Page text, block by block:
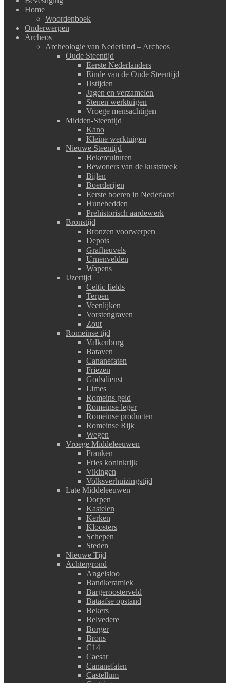
Home
Woordenboek
Onderwerpen
Archeos
Archeologie van Nederland – Archeos
Oude Steentijd
Eerste Nederlanders
Einde van de Oude Steentijd
IJstijden
Jagen en verzamelen
Stenen werktuigen
Vroege mensachtigen
Midden-Steentijd
Kano
Kleine werktuigen
Nieuwe Steentijd
Bekerculturen
Bewoners van de kuststreek
Bijlen
Boerderijen
Eerste boeren in Nederland
Hunebedden
Prehistorisch aardewerk
Bronstijd
Bronzen voorwerpen
Depots
Grafheuvels
Urnenvelden
Wapens
IJzertijd
Celtic fields
Terpen
Veenlijken
Vorstengraven
Zout
Romeinse tijd
Valkenburg
Bataven
Cananefaten
Friezen
Godsdienst
Limes
Romeins geld
Romeinse leger
Romeinse producten
Romeinse Rijk
Wegen
Vroege Middeleeuwen
Franken
Fries koninkrijk
Vikingen
Volksverhuizingstijd
Late Middeleeuwen
Dorpen
Kastelen
Kerken
Kloosters
Schepen
Steden
Nieuwe Tijd
Achtergrond
Angelsloo
Bandkeramiek
Bargeroosterveld
Bataafse opstand
Bekers
Belvedere
Borger
Brons
C14
Caesar
Cananefaten
Castellum